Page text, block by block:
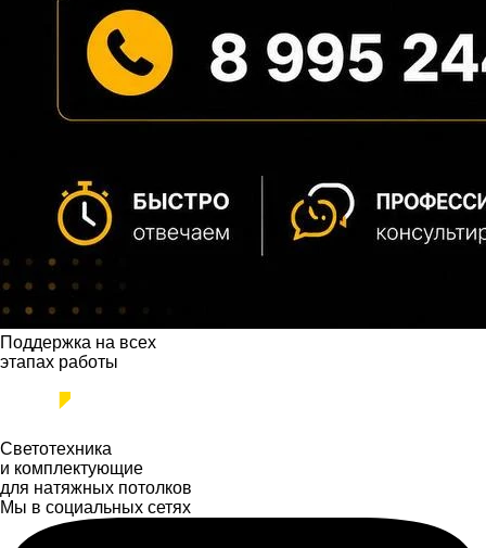
Поддержка на всех
этапах работы
Светотехника
и комплектующие
для натяжных потолков
Мы в социальных сетях